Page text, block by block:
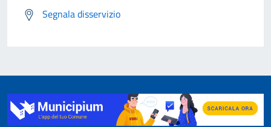
Segnala disservizio